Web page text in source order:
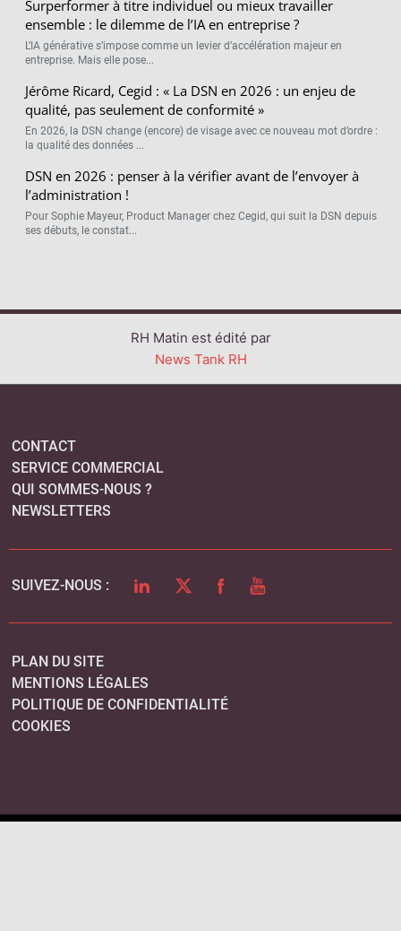
Surperformer à titre individuel ou mieux travailler
ensemble : le dilemme de l’IA en entreprise ?
L’IA générative s’impose comme un levier d’accélération majeur en
entreprise. Mais elle pose...
Jérôme Ricard, Cegid : « La DSN en 2026 : un enjeu de
qualité, pas seulement de conformité »
En 2026, la DSN change (encore) de visage avec ce nouveau mot d’ordre :
la qualité des données ...
DSN en 2026 : penser à la vérifier avant de l’envoyer à
l’administration !
Pour Sophie Mayeur, Product Manager chez Cegid, qui suit la DSN depuis
ses débuts, le constat...
RH Matin est édité par
News Tank RH
CONTACT
SERVICE COMMERCIAL
QUI SOMMES-NOUS ?
NEWSLETTERS
SUIVEZ-NOUS : LINKEDINTWITTERFACEBOOK
YOUTUBE
PLAN DU SITE
MENTIONS LÉGALES
POLITIQUE DE CONFIDENTIALITÉ
COOKIES